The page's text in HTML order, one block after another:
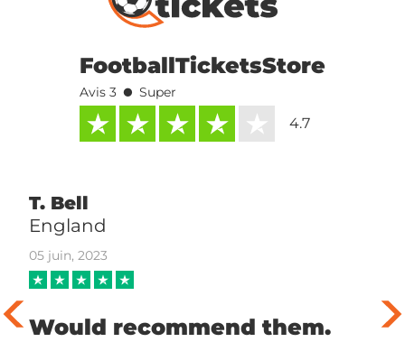
FootballTicketsStore
Avis 3 • Super
4.7
T. Bell
England
05 juin, 2023
Would recommend them.